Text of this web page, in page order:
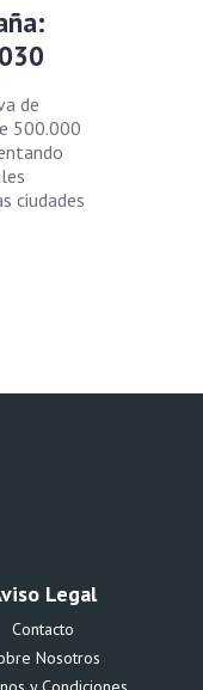
de
500.000
ciudades
Legal
Contacto
Nosotros